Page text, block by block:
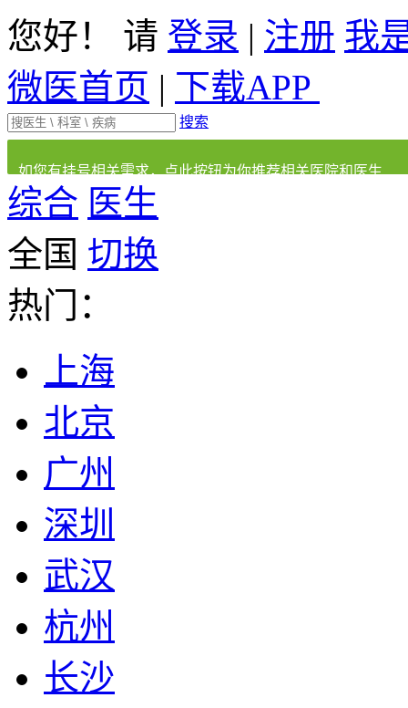
您好！ 请 登录 | 注册 我
微医首页 | 下载APP
搜索
如您有挂号相关需求，点此按钮为你推荐相关医院和医生
综合 医生
全国 切换
热门：
上海
北京
广州
深圳
武汉
杭州
长沙